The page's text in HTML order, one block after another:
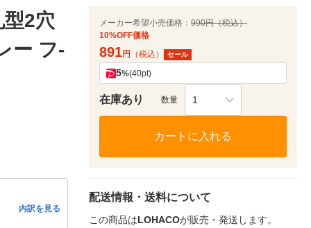
2穴
ー フ-
内訳を見る
メーカー希望小売価格： 990円（税込）
10%OFF価格
891円 （税込） セール
5%(40pt)
在庫あり 数量 1
カートに入れる
配送情報・送料について
この商品はLOHACOが販売・発送します。